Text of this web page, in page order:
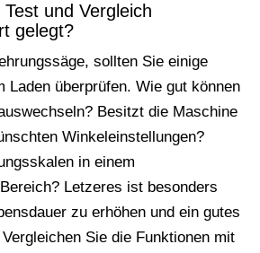
und Vergleich
gelegt?
sollten Sie einige
Laden überprüfen. Wie gut können
Besitzt die Maschine
Winkeleinstellungen?
in einem
Letzeres ist besonders
zu erhöhen und ein gutes
Sie die Funktionen mit